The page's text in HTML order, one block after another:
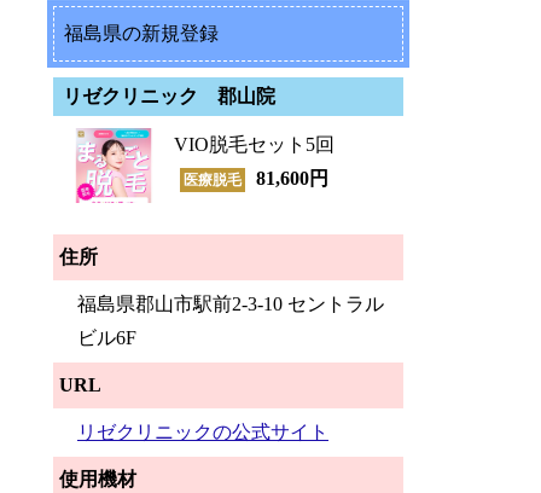
福島県の新規登録
リゼクリニック 郡山院
VIO脱毛セット5回
医療脱毛 81,600円
住所
福島県郡山市駅前2-3-10 セントラル
ビル6F
URL
リゼクリニックの公式サイト
使用機材